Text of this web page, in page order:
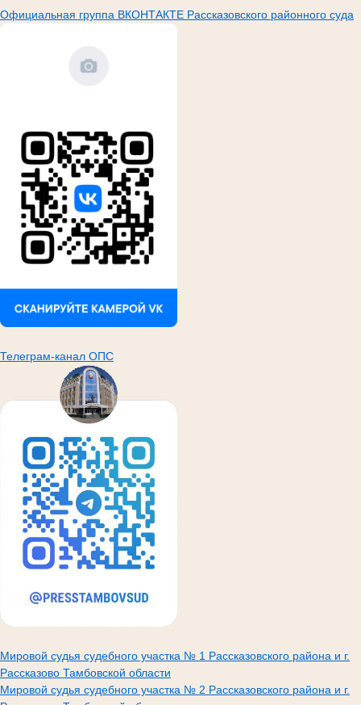
Официальная группа ВКОНТАКТЕ Рассказовского районного суда
Телеграм-канал ОПС
Мировой судья судебного участка № 1 Рассказовского района и г.
Рассказово Тамбовской области
Мировой судья судебного участка № 2 Рассказовского района и г.